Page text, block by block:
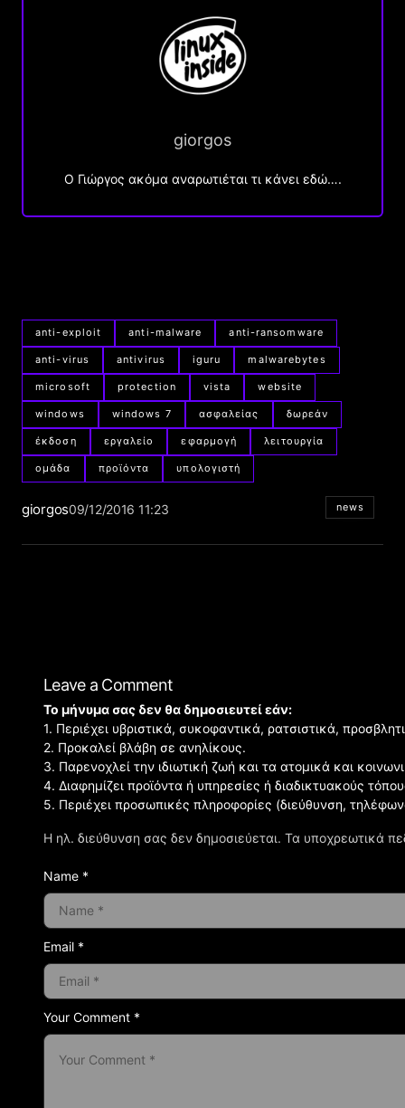
giorgos
Ο Γιώργος ακόμα αναρωτιέται τι κάνει εδώ….
anti-exploit anti-malware anti-ransomware
anti-virus antivirus iguru malwarebytes
microsoft protection vista website
windows windows 7 ασφαλείας δωρεάν
έκδοση εργαλείο εφαρμογή λειτουργία
ομάδα προϊόντα υπολογιστή
giorgos09/12/2016 11:23 news
Leave a Comment
Η ηλ. διεύθυνση σας δεν δημοσιεύεται. Τα υποχρεωτικά
Your Comment *
Το μήνυμα σας δεν θα δημοσιευτεί εάν:
1. Περιέχει υβριστικά, συκοφαντικά, ρατσιστικά,
2. Προκαλεί βλάβη σε ανηλίκους.
3. Παρενοχλεί την ιδιωτική ζωή και τα ατομικά και
4. Διαφημίζει προϊόντα ή υπηρεσίες ή διαδικτυακούς
5. Περιέχει προσωπικές πληροφορίες (διεύθυνση,
Name *
Email *